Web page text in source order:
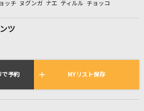
イムで歌われている曲の一覧
ッチ ヌグンガ ナエ ティルル チョッコ
ツ
で予約 MYリスト保存